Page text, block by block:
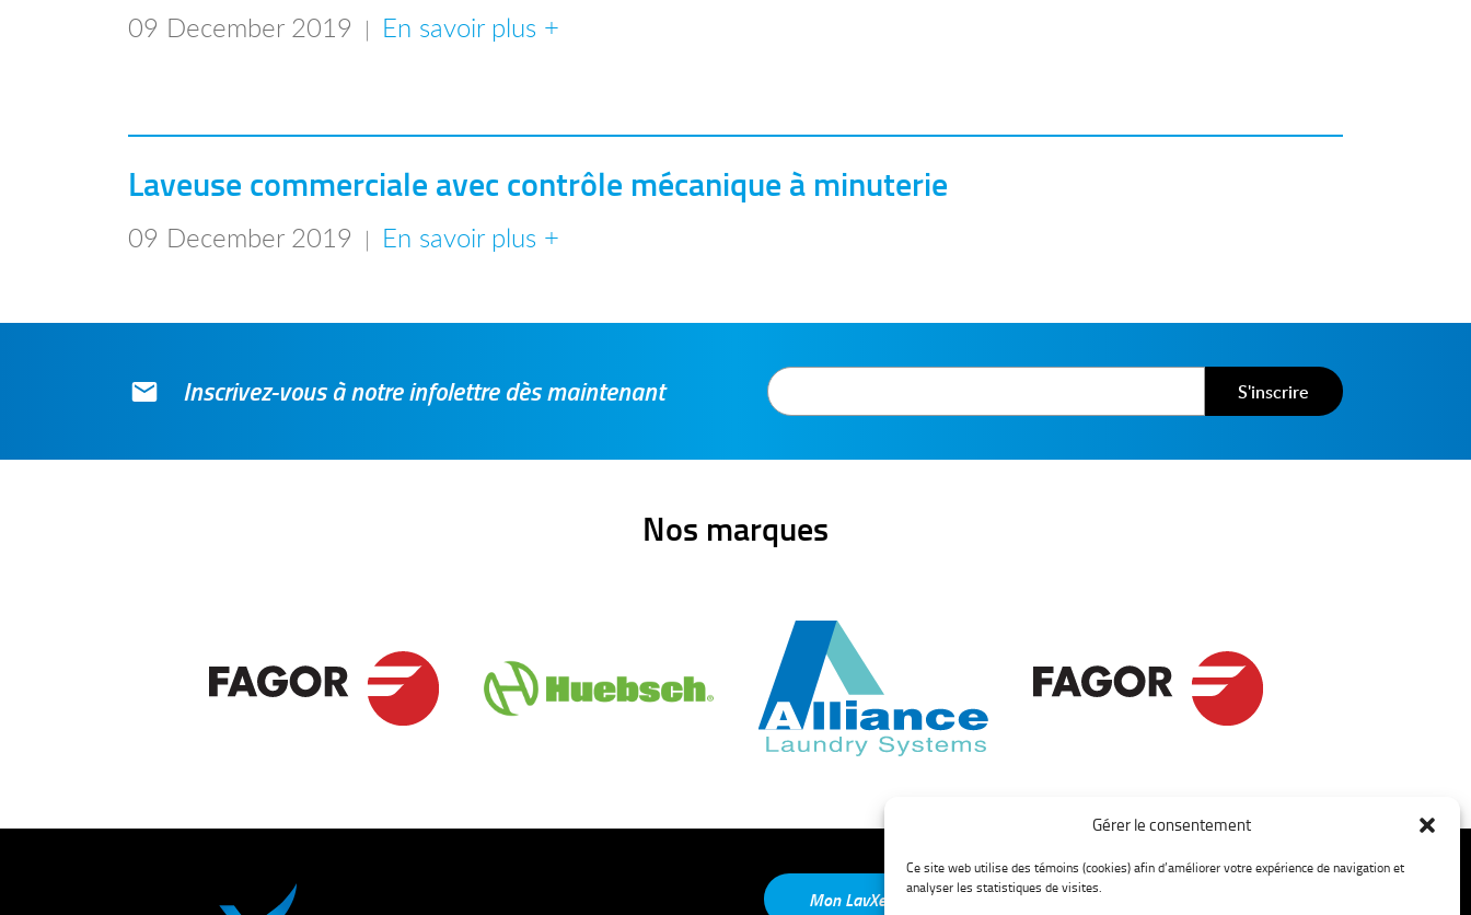
Gérer le consentement
Ce site web utilise des témoins (cookies) afin d’améliorer votre expérience de navigation et
analyser les statistiques de visites.
09 December 2019 | En savoir plus +
Laveuse commerciale avec contrôle mécanique à minuterie
09 December 2019 | En savoir plus +
Inscrivez-vous à notre infolettre dès maintenant
Nos marques
Mon LavXel